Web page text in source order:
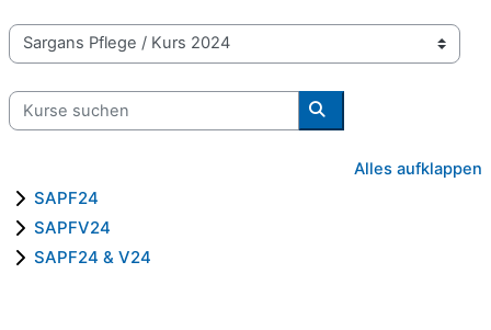
Kursbereiche
Kurse suchen
Kurse suchen
Alles aufklappen
SAPF24
SAPFV24
SAPF24 & V24